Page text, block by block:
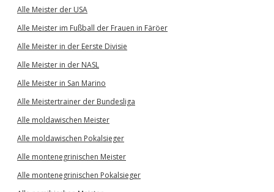
Alle Meister der USA
Alle Meister im Fußball der Frauen in Färöer
Alle Meister in der Eerste Divisie
Alle Meister in der NASL
Alle Meister in San Marino
Alle Meistertrainer der Bundesliga
Alle moldawischen Meister
Alle moldawischen Pokalsieger
Alle montenegrinischen Meister
Alle montenegrinischen Pokalsieger